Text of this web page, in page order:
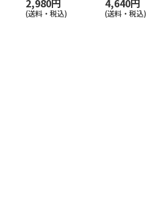
2,980円
(送料・税込)
4,640円
(送料・税込)